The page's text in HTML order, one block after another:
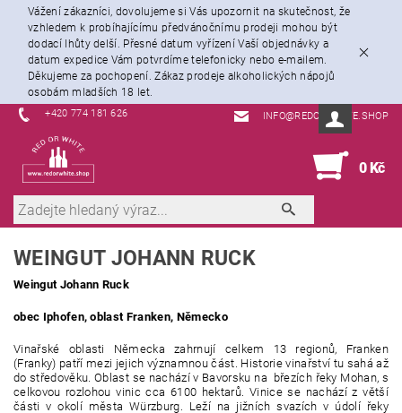
Vážení zákazníci, dovolujeme si Vás upozornit na skutečnost, že
vzhledem k probíhajícímu předvánočnímu prodeji mohou být
dodací lhůty delší. Přesné datum vyřízení Vaší objednávky a
datum expedice Vám potvrdíme telefonicky nebo e-mailem.
Děkujeme za pochopení. Zákaz prodeje alkoholických nápojů
osobám mladších 18 let.
+420 774 181 626 INFO@REDORWHITE.SHOP
0 Kč
WEINGUT JOHANN RUCK
Weingut Johann Ruck
obec Iphofen, oblast Franken, Německo
Vinařské oblasti Německa zahrnují celkem 13 regionů, Franken
(Franky) patří mezi jejich významnou část. Historie vinařství tu sahá až
do středověku. Oblast se nachází v Bavorsku na březích řeky Mohan, s
celkovou rozlohou vinic cca 6100 hektarů. Vinice se nachází z větší
části v okolí města Würzburg. Leží na jižních svazích v údolí řeky